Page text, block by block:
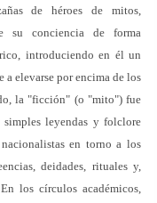
de héroes de mitos,
su conciencia de forma
introduciendo en él un
elevarse por encima de los
la "ficción" (o "mito") fue
leyendas y folclore
en torno a los
deidades, rituales y,
los círculos académicos,